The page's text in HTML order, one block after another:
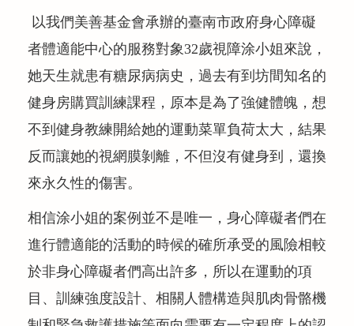
以我們美善基金會承辦的臺南市政府身心障礙
者體適能中心的服務對象32歲視障涂小姐來說，
她天生就患有糖尿病病史，過去有到坊間知名的
健身房購買訓練課程，原本是為了強健體魄，想
不到健身教練開給她的運動菜單負荷太大，結果
反而讓她的視網膜剝離，不但沒有健身到，還換
來永久性的傷害。
相信涂小姐的案例並不是唯一，身心障礙者們在
進行體適能的活動的時候的確所承受的風險相較
於非身心障礙者們高出許多，所以在運動的項
目、訓練強度設計、相關人體構造與肌肉骨骼機